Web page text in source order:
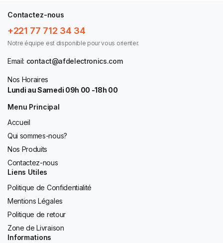
Contactez-nous
+221 77 712 34 34
Notre équipe est disponible pour vous orienter.
Email: contact@afdelectronics.com
Nos Horaires
Lundi au Samedi 09h 00 -18h 00
Menu Principal
Accueil
Qui sommes-nous?
Nos Produits
Contactez-nous
Liens Utiles
Politique de Confidentialité
Mentions Légales
Politique de retour
Zone de Livraison
Informations